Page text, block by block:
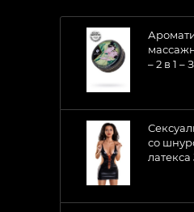
– 2 в 1 –
со